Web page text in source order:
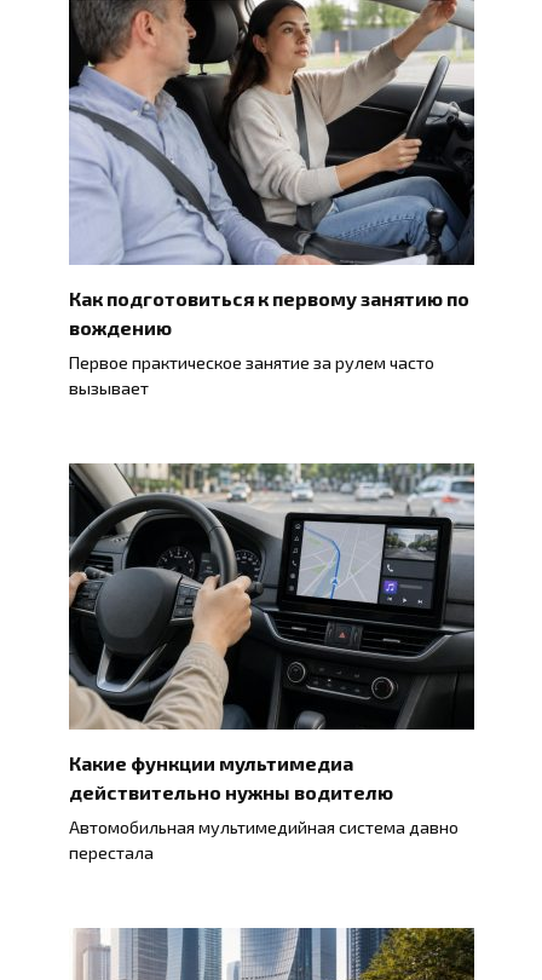
Как подготовиться к первому занятию по
вождению
Первое практическое занятие за рулем часто
вызывает
Какие функции мультимедиа
действительно нужны водителю
Автомобильная мультимедийная система давно
перестала